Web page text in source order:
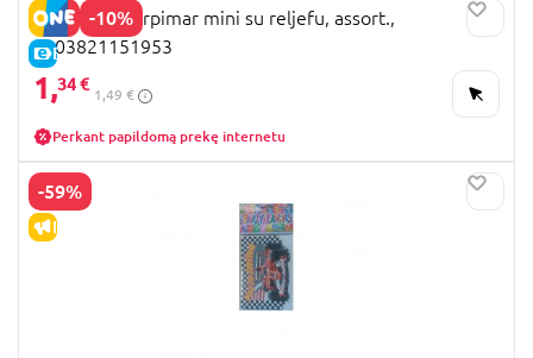
-10%
E-KAINA
Atvirukas Marpimar mini su reljefu, assort.,
8003821151953
1,34 €
1,49 €
Perkant papildomą prekę internetu
-59%
IŠPARDAVIMAS